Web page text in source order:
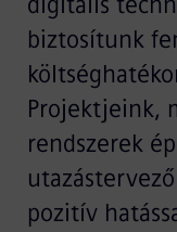
biztosítunk
Projektjeink,
rendszerek
pozitív